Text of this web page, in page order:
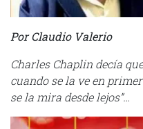
Por Claudio Valerio
Charles Chaplin decía
cuando se la ve en
se la mira desde lejos”…